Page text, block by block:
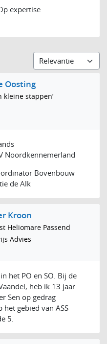
expertise
Oosting
kleine stappen’
Noordkennemerland
Bovenbouw
de Alk
Kroon
Heliomare Passend
Advies
het PO en SO. Bij de
heb ik 13 jaar
Sen op gedrag
gebied van ASS
5.